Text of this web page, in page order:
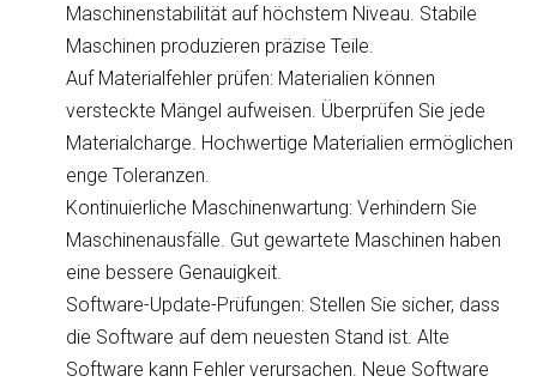
Maschinenstabilität auf höchstem Niveau. Stabile
Maschinen produzieren präzise Teile.
Auf Materialfehler prüfen: Materialien können
versteckte Mängel aufweisen. Überprüfen Sie jede
Materialcharge. Hochwertige Materialien ermöglichen
enge Toleranzen.
Kontinuierliche Maschinenwartung: Verhindern Sie
Maschinenausfälle. Gut gewartete Maschinen haben
eine bessere Genauigkeit.
Software-Update-Prüfungen: Stellen Sie sicher, dass
die Software auf dem neuesten Stand ist. Alte
Software kann Fehler verursachen. Neue Software